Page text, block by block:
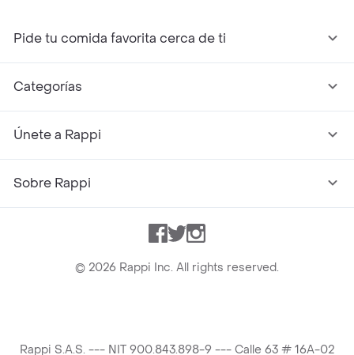
Pide tu comida favorita cerca de ti
Categorías
Únete a Rappi
Sobre Rappi
Facebook
TwitterInstagram
© 2026 Rappi Inc. All rights reserved.
Rappi S.A.S. --- NIT 900.843.898-9 --- Calle 63 # 16A-02